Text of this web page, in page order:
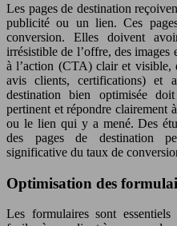
Les pages de destination
publicité ou un lien. Ces
conversion. Elles doivent
irrésistible de l’offre, des images
à l’action (CTA) clair et visible,
avis clients, certifications) et
destination bien optimisée
pertinent et répondre clairement
ou le lien qui y a mené. Des
des pages de destination
significative du taux de
Optimisation des
Les formulaires sont